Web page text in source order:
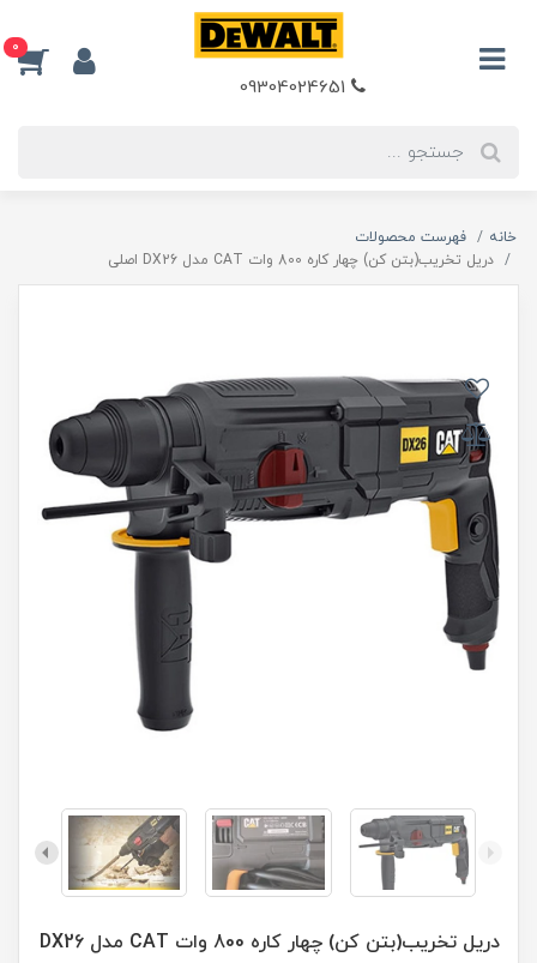
0
خانه
فهرست محصولات
دریل تخریب(بتن کن) چهار کاره 800 وات CAT مدل DX26 اصلی
دریل تخریب(بتن کن) چهار کاره 800 وات CAT مدل DX26